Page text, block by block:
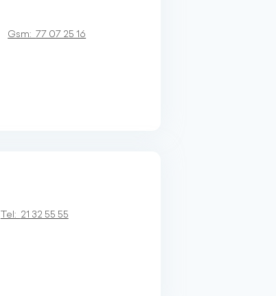
Gsm:77 07 25 16
Tel: 21 32 55 55